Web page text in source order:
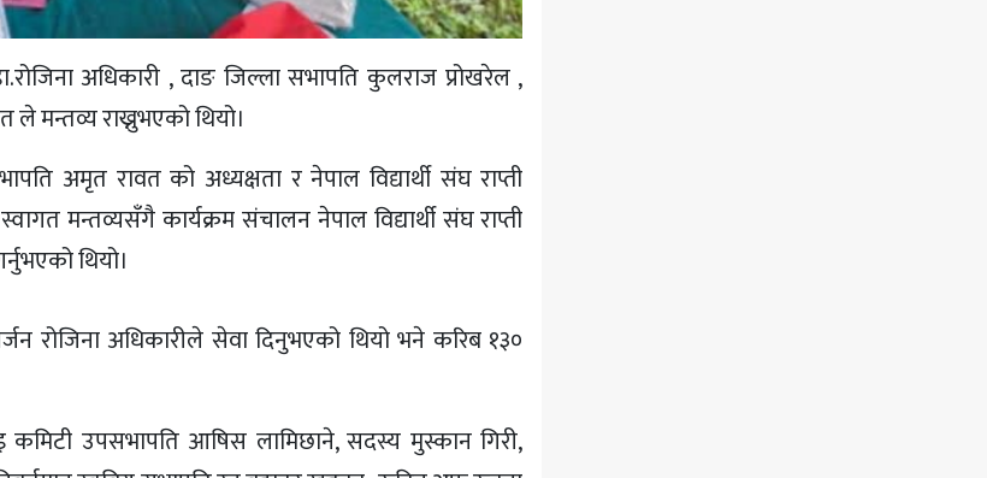
अधिकारी , दाङ जिल्ला सभापति कुलराज प्रोखरेल ,
ले मन्तव्य राख्नुभएको थियो।
अमृत रावत को अध्यक्षता र नेपाल विद्यार्थी संघ राप्ती
मन्तव्यसँगै कार्यक्रम संचालन नेपाल विद्यार्थी संघ राप्ती
थियो।
रोजिना अधिकारीले सेवा दिनुभएको थियो भने करिब १३०
कमिटी उपसभापति आषिस लामिछाने, सदस्य मुस्कान गिरी,